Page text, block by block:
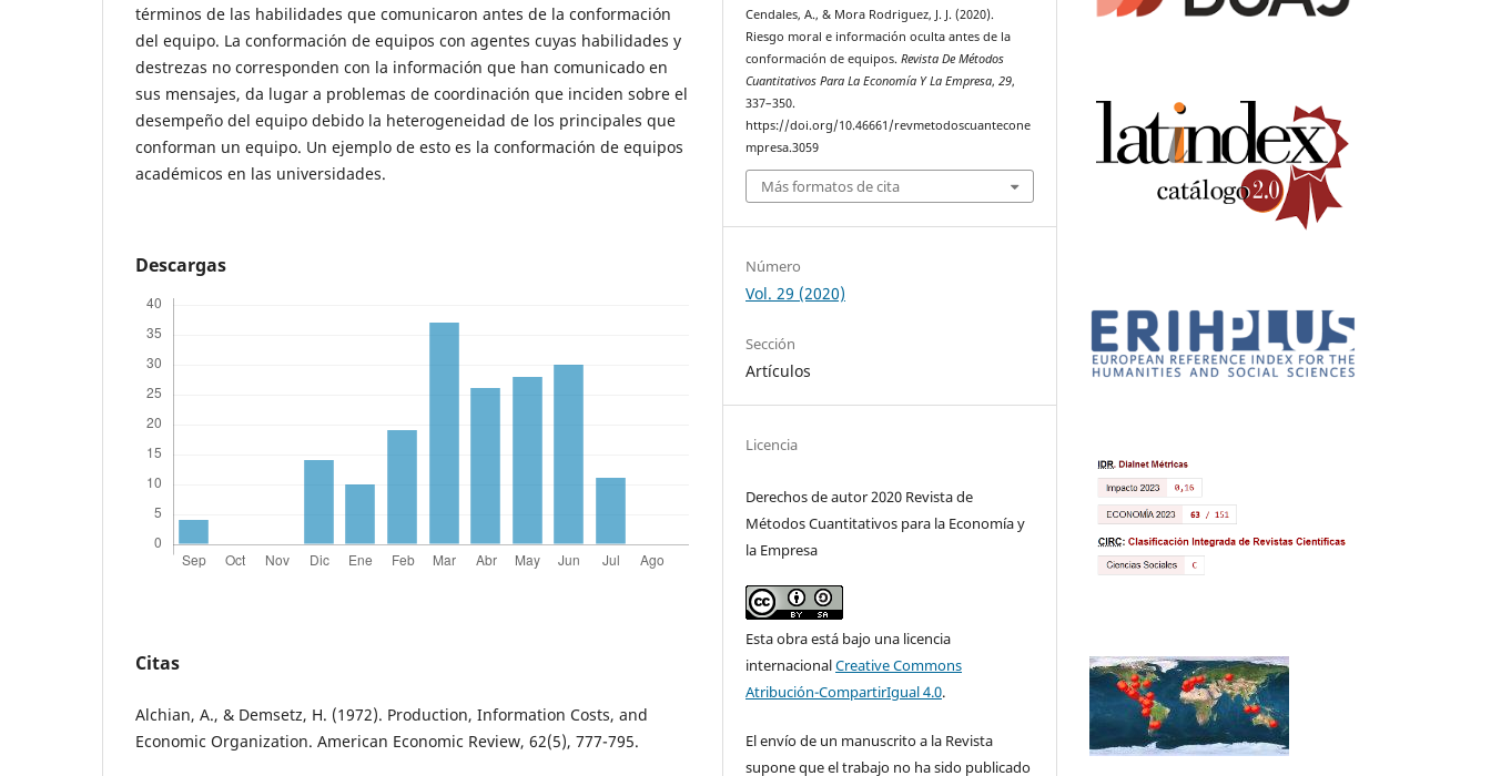
términos de las habilidades que comunicaron antes de la conformación
del equipo. La conformación de equipos con agentes cuyas habilidades y
destrezas no corresponden con la información que han comunicado en
sus mensajes, da lugar a problemas de coordinación que inciden sobre el
desempeño del equipo debido la heterogeneidad de los principales que
conforman un equipo. Un ejemplo de esto es la conformación de equipos
académicos en las universidades.
Descargas
Citas
Alchian, A., & Demsetz, H. (1972). Production, Information Costs, and
Economic Organization. American Economic Review, 62(5), 777-795.
Cendales, A., & Mora Rodriguez, J. J. (2020).
Riesgo moral e información oculta antes de la
conformación de equipos.Revista De Métodos
Cuantitativos Para La Economía Y La Empresa,29,
337–350.
https://doi.org/10.46661/revmetodoscuantecone
mpresa.3059
Más formatos de cita
Número
Vol. 29 (2020)
Sección
Artículos
Licencia
Derechos de autor 2020 Revista de
Métodos Cuantitativos para la Economía y
la Empresa
Esta obra está bajo una licencia
internacionalCreative Commons
Atribución-CompartirIgual 4.0.
El envío de un manuscrito a la Revista
supone que el trabajo no ha sido publicado